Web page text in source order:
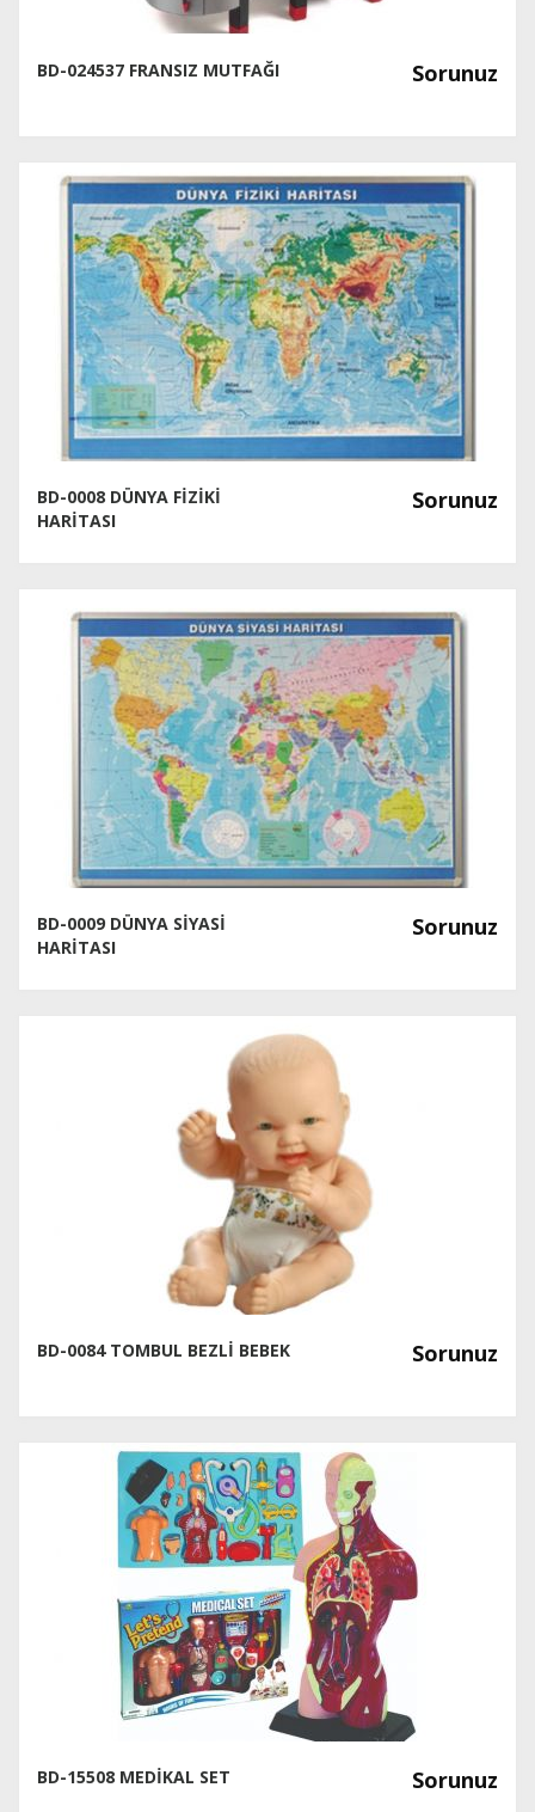
BD-024537 FRANSIZ MUTFAĞI Sorunuz
BD-0008 DÜNYA FİZİKİ
HARİTASI
Sorunuz
BD-0009 DÜNYA SİYASİ
HARİTASI
Sorunuz
BD-0084 TOMBUL BEZLİ BEBEK Sorunuz
BD-15508 MEDİKAL SET Sorunuz